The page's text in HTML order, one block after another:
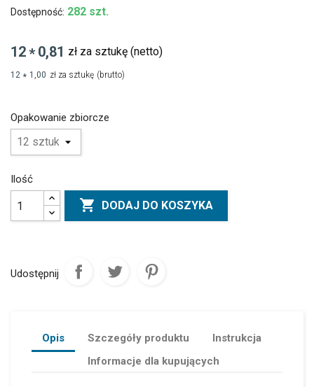
Dostępność: 282 szt.
12* 0,81 zł za sztukę (netto)
12 * 1,00 zł za sztukę (brutto)
Opakowanie zbiorcze
Ilość
 DODAJ DO KOSZYKA
Udostępnij
Opis Szczegóły produktu
Instrukcja
Informacje dla kupujących